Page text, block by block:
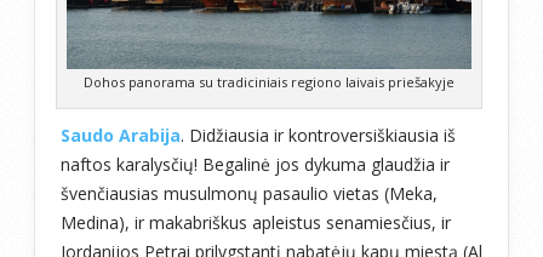
Dohos panorama su tradiciniais regiono laivais priešakyje
Saudo Arabija. Didžiausia ir kontroversiškiausia iš
naftos karalysčių! Begalinė jos dykuma glaudžia ir
švenčiausias musulmonų pasaulio vietas (Meka,
Medina), ir makabriškus apleistus senamiesčius, ir
Jordanijos Petrai prilygstantį nabatėjų kapų miestą (Al